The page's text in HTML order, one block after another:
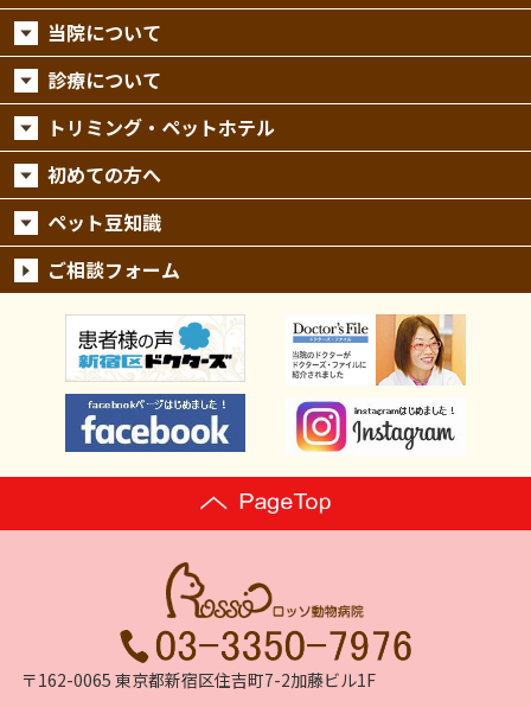
当院について
診療について
トリミング・ペットホテル
初めての方へ
ペット豆知識
ご相談フォーム
〒162-0065 東京都新宿区住吉町7-2加藤ビル1F